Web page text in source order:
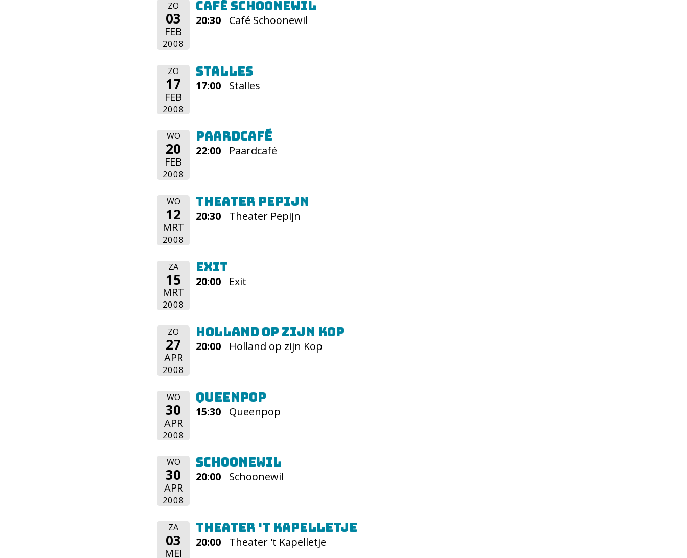
ZO
03
FEB
2008
Café Schoonewil
20:30 Café Schoonewil
ZO
17
FEB
2008
Stalles
17:00 Stalles
WO
20
FEB
2008
Paardcafé
22:00 Paardcafé
WO
12
MRT
2008
Theater Pepijn
20:30 Theater Pepijn
ZA
15
MRT
2008
Exit
20:00 Exit
ZO
27
APR
2008
Holland op zijn Kop
20:00 Holland op zijn Kop
WO
30
APR
2008
Queenpop
15:30 Queenpop
WO
30
APR
2008
Schoonewil
20:00 Schoonewil
ZA
03
MEI
Theater 't Kapelletje
20:00 Theater 't Kapelletje